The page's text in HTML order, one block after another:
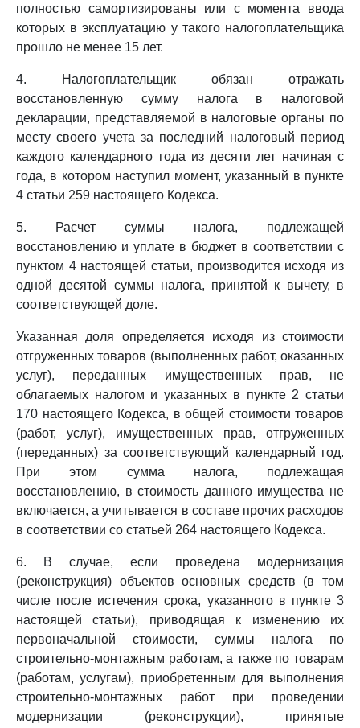
полностью самортизированы или с момента ввода
которых в эксплуатацию у такого налогоплательщика
прошло не менее 15 лет.
4. Налогоплательщик обязан отражать
восстановленную сумму налога в налоговой
декларации, представляемой в налоговые органы по
месту своего учета за последний налоговый период
каждого календарного года из десяти лет начиная с
года, в котором наступил момент, указанный в пункте
4 статьи 259 настоящего Кодекса.
5. Расчет суммы налога, подлежащей
восстановлению и уплате в бюджет в соответствии с
пунктом 4 настоящей статьи, производится исходя из
одной десятой суммы налога, принятой к вычету, в
соответствующей доле.
Указанная доля определяется исходя из стоимости
отгруженных товаров (выполненных работ, оказанных
услуг), переданных имущественных прав, не
облагаемых налогом и указанных в пункте 2 статьи
170 настоящего Кодекса, в общей стоимости товаров
(работ, услуг), имущественных прав, отгруженных
(переданных) за соответствующий календарный год.
При этом сумма налога, подлежащая
восстановлению, в стоимость данного имущества не
включается, а учитывается в составе прочих расходов
в соответствии со статьей 264 настоящего Кодекса.
6. В случае, если проведена модернизация
(реконструкция) объектов основных средств (в том
числе после истечения срока, указанного в пункте 3
настоящей статьи), приводящая к изменению их
первоначальной стоимости, суммы налога по
строительно-монтажным работам, а также по товарам
(работам, услугам), приобретенным для выполнения
строительно-монтажных работ при проведении
модернизации (реконструкции), принятые